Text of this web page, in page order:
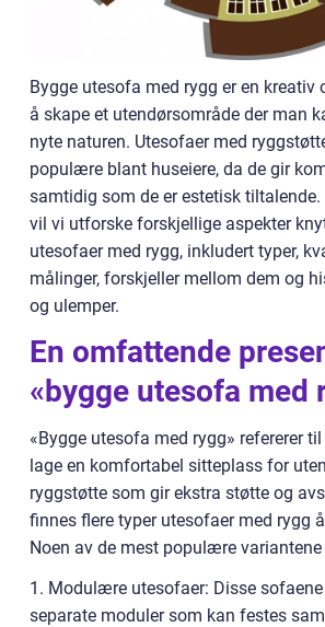
Bygge utesofa med rygg er en kreativ
å skape et utendørsområde der man
nyte naturen. Utesofaer med
populære blant huseiere, da de gir
samtidig som de er estetisk tiltalende.
vil vi utforske forskjellige aspekter
utesofaer med rygg, inkludert typer,
målinger, forskjeller mellom dem og
og ulemper.
En omfattende
«bygge utesofa med
«Bygge utesofa med rygg» refererer
lage en komfortabel sitteplass for
ryggstøtte som gir ekstra støtte og
finnes flere typer utesofaer med rygg
Noen av de mest populære variantene
1. Modulære utesofaer: Disse
separate moduler som kan festes